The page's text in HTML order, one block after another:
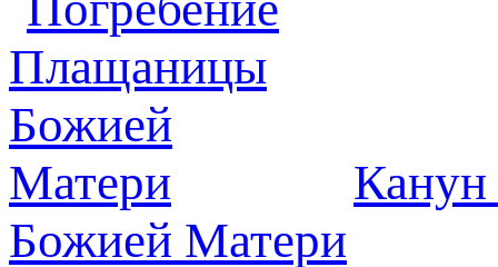
Канун
Божией Матери